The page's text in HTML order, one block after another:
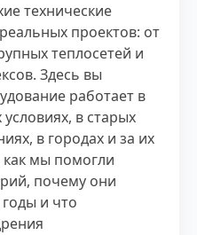
технические
проектов: от
теплосетей и
Здесь вы
работает в
в старых
в городах и за их
как мы помогли
почему они
и что